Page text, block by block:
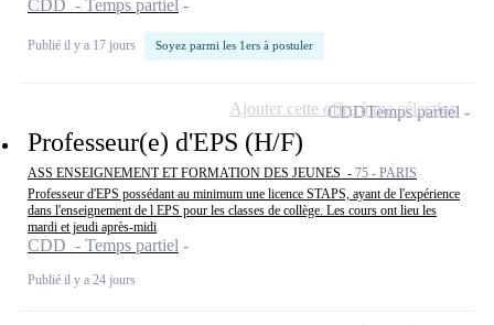
CDD - Temps partiel
Publié il y a 17 jours Soyez parmi les 1ers à postuler
Professeur(e) d'EPS (H/F)
ASS ENSEIGNEMENT ET FORMATION DES JEUNES - 75 - PARIS
Professeur d'EPS possédant au minimum une licence STAPS, ayant de l'expérience
dans l'enseignement de l EPS pour les classes de collège. Les cours ont lieu les
mardi et jeudi après-midi
CDD - Temps partiel
Publié il y a 24 jours
CDDTemps partiel
Ajouter cette offre à ma sélection